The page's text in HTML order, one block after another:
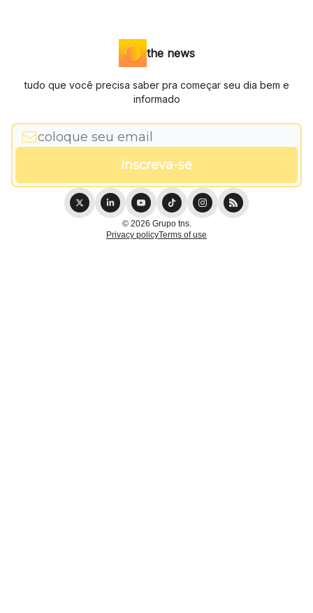
the news
tudo que você precisa saber pra começar seu dia bem e
informado
© 2026 Grupo tns.
Privacy policyTerms of use